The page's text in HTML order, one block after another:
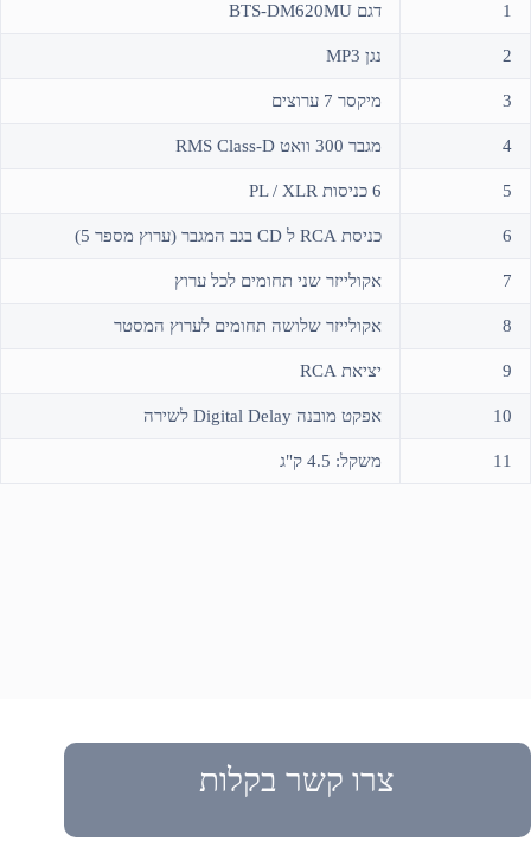
1 דגם BTS-DM620MU
2 נגן MP3
3 מיקסר 7 ערוצים
4 מגבר 300 וואט RMS Class-D
5 6 כניסות PL / XLR
6 כניסת RCA ל CD בגב המגבר (ערוץ מספר 5)
7 אקולייזר שני תחומים לכל ערוץ
8 אקולייזר שלושה תחומים לערוץ המסטר
9 יציאת RCA
10 אפקט מובנה Digital Delay לשירה
11 משקל: 4.5 ק"ג
צרו קשר בקלות